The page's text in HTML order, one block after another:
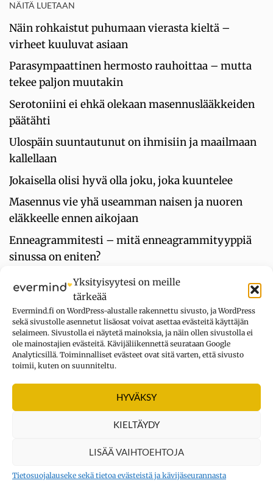
Yksityisyytesi on meille
tärkeää
Evermind.fi on WordPress-alustalle rakennettu sivusto, ja WordPress
sekä sivustolle asennetut lisäosat voivat asettaa evästeitä käyttäjän
selaimeen. Sivustolla ei näytetä mainoksia, ja näin ollen sivustolla ei
ole mainostajien evästeitä. Kävijäliikennettä seurataan Google
Analyticsillä. Toiminnalliset evästeet ovat sitä varten, että sivusto
toimii, kuten on suunniteltu.
HYVÄKSY
KIELTÄYDY
LISÄÄ VAIHTOEHTOJA
Tietosuojalauseke sekä tietoa evästeistä ja kävijäseurannasta
NÄITÄ LUETAAN
Näin rohkaistut puhumaan vierasta kieltä –
virheet kuuluvat asiaan
Parasympaattinen hermosto rauhoittaa – mutta
tekee paljon muutakin
Serotoniini ei ehkä olekaan masennuslääkkeiden
päätähti
Ulospäin suuntautunut on ihmisiin ja maailmaan
kallellaan
Jokaisella olisi hyvä olla joku, joka kuuntelee
Masennus vie yhä useamman naisen ja nuoren
eläkkeelle ennen aikojaan
Enneagrammitesti – mitä enneagrammityyppiä
sinussa on eniten?
INTP-persoonallisuus: Tällainen introvertti olet
persoonallisuustyypittelyn mukaan
UUSIMMAT KOMMENTIT
Kysymys merkkiaiheestaOletko
erityisherkkä? Tee testi
3.8.2026
Sain 22 pistettä KYLLÄ... tuntuu siltä, ettei
luokallamme on 20 oppilasta mutta silti minua
kiusataan…